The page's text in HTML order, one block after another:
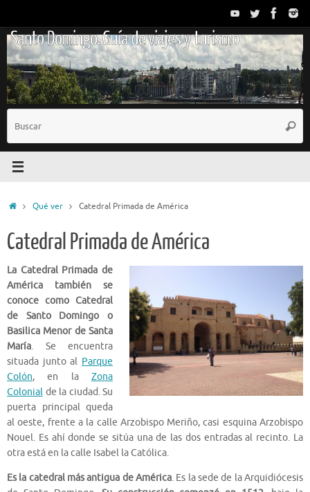
contenido
Santo Domingo. Guía de viajes y turismo
InicioQué ver Catedral Primada de América
Catedral Primada de América
La Catedral Primada de
América también se
conoce como Catedral
de Santo Domingo o
Basilica Menor de Santa
María. Se encuentra
situada junto al Parque
Colón, en la Zona
Colonial de la ciudad. Su
puerta principal queda
al oeste, frente a la calle Arzobispo Meriño, casi esquina Arzobispo
Nouel. Es ahí donde se sitúa una de las dos entradas al recinto. La
otra está en la calle Isabel la Católica.
Es la catedral más antigua de América. Es la sede de la Arquidiócesis